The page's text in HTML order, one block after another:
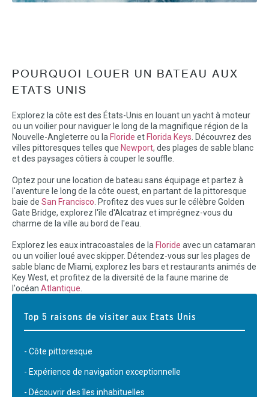
POURQUOI LOUER UN BATEAU AUX
ETATS UNIS
Explorez la côte est des États-Unis en louant un yacht à moteur
ou un voilier pour naviguer le long de la magnifique région de la
Nouvelle-Angleterre ou la Floride et Florida Keys . Découvrez des
villes pittoresques telles que Newport, des plages de sable blanc
et des paysages côtiers à couper le souffle.
Optez pour une location de bateau sans équipage et partez à
l'aventure le long de la côte ouest, en partant de la pittoresque
baie de San Francisco . Profitez des vues sur le célèbre Golden
Gate Bridge, explorez l'île d'Alcatraz et imprégnez-vous du
charme de la ville au bord de l'eau.
Explorez les eaux intracoastales de la Floride avec un catamaran
ou un voilier loué avec skipper. Détendez-vous sur les plages de
sable blanc de Miami, explorez les bars et restaurants animés de
Key West, et profitez de la diversité de la faune marine de
l'océan Atlantique
Top 5 raisons de visiter aux Etats Unis
- Côte pittoresque
- Expérience de navigation exceptionnelle
- Découvrir des îles inhabituelles